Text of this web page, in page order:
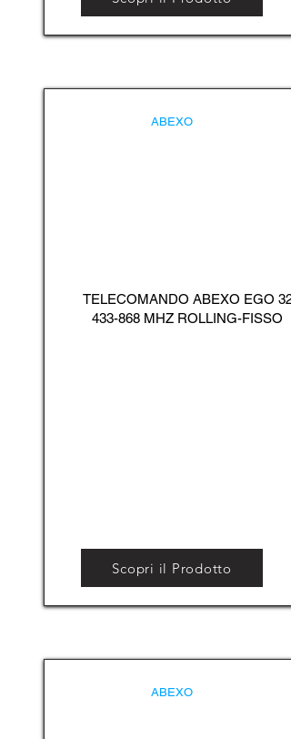
ABEXO
TELECOMANDO ABEXO EGO 32
433-868 MHZ ROLLING-FISSO
Scopri il Prodotto
ABEXO